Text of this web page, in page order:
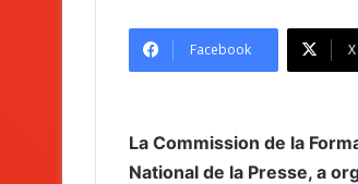
Facebook X
La Commission de la
National de la Presse, a